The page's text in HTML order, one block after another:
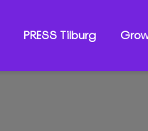
PRESS Tilburg